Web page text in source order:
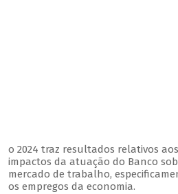
o 2024 traz resultados relativos aos
impactos da atuação do Banco
mercado de trabalho,
os empregos da economia.